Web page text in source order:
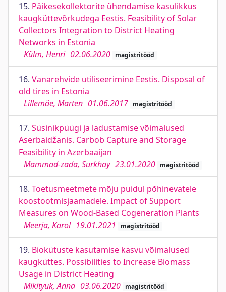
15. Päikesekollektorite ühendamise kasulikkus
kaugküttevõrkudega Eestis. Feasibility of Solar
Collectors Integration to District Heating
Networks in Estonia
Külm, Henri 02.06.2020 magistritööd
16. Vanarehvide utiliseerimine Eestis. Disposal of
old tires in Estonia
Lillemäe, Marten 01.06.2017 magistritööd
17. Süsinikpüügi ja ladustamise võimalused
Aserbaidžanis. Carbob Capture and Storage
Feasibility in Azerbaaijan
Mammad-zada, Surkhay 23.01.2020 magistritööd
18. Toetusmeetmete mõju puidul põhinevatele
koostootmisjaamadele. Impact of Support
Measures on Wood-Based Cogeneration Plants
Meerja, Karol 19.01.2021 magistritööd
19. Biokütuste kasutamise kasvu võimalused
kaugküttes. Possibilities to Increase Biomass
Usage in District Heating
Mikityuk, Anna 03.06.2020 magistritööd